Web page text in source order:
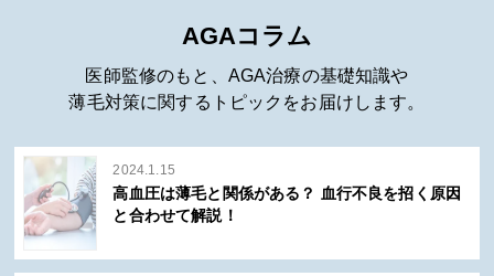
AGAコラム
医師監修のもと、AGA治療の基礎知識や
薄毛対策に関するトピックをお届けします。
2024.1.15
高血圧は薄毛と関係がある？ 血行不良を招く原因
と合わせて解説！